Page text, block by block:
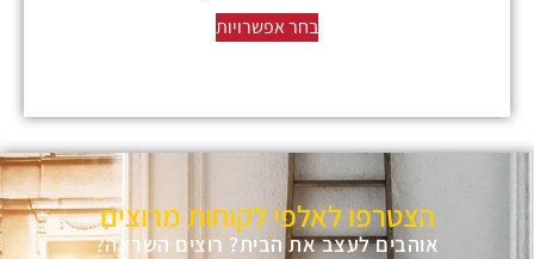
בחר אפשרויות
הצטרפו לאלפי לקוחות מרוצים
אוהבים לעצב את הבית? רוצים השראה?